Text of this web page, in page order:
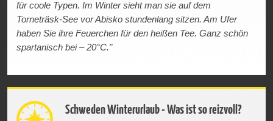
für coole Typen. Im Winter sieht man sie auf dem
Torneträsk-See vor Abisko stundenlang sitzen. Am Ufer
haben Sie ihre Feuerchen für den heißen Tee. Ganz schön
spartanisch bei – 20°C."
Schweden Winterurlaub - Was ist so reizvoll?